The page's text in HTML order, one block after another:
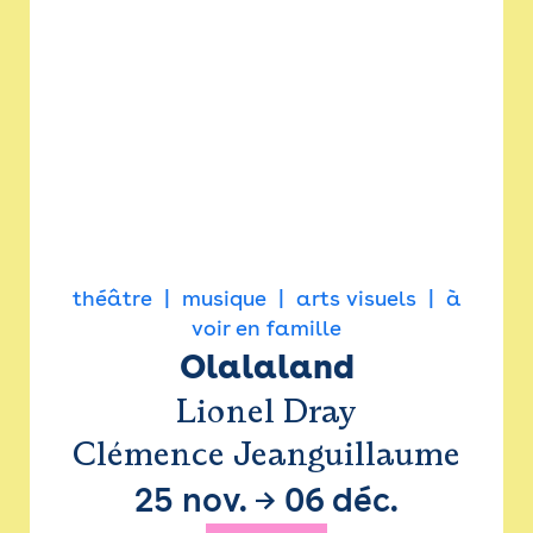
théâtre musique arts visuels
à
voir en famille
Olalaland
Lionel Dray
Clémence Jeanguillaume
25 nov. → 06 déc.